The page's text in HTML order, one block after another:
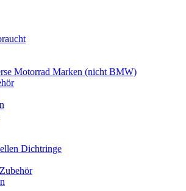
Motorrad Marken (nicht BMW)
Dichtringe